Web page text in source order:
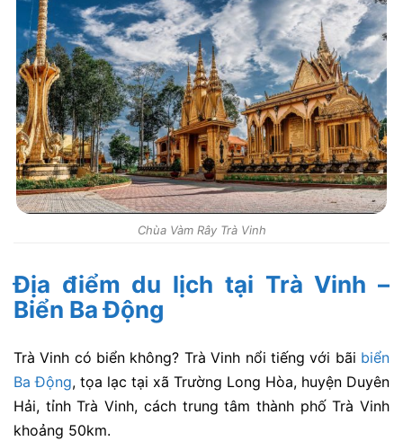
Chùa Vàm Rây Trà Vinh
Địa điểm du lịch tại Trà Vinh –
Biển Ba Động
Trà Vinh có biển không? Trà Vinh nổi tiếng với bãi biển
Ba Động, tọa lạc tại xã Trường Long Hòa, huyện Duyên
Hải, tỉnh Trà Vinh, cách trung tâm thành phố Trà Vinh
khoảng 50km.